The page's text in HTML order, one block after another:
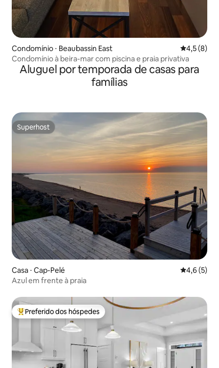
Condomínio ⋅ Beaubassin East 4,5 de
4,5 (8)
Condomínio à beira-mar com piscina e praia privativa
Aluguel por temporada de casas para
famílias
Superhost
Superhost
Casa ⋅ Cap-Pelé 4,6 de
4,6 (5)
Azul em frente à praia
Entre os melhores preferidos dos hóspedes
Preferido dos hóspedes